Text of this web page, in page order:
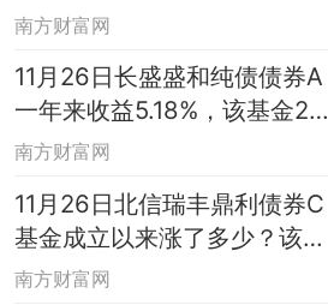
日）
南方财富网
11月26日长盛盛和纯债债券A
一年来收益5.18%，该基金202
1年第二季度利润如何？
南方财富网
11月26日北信瑞丰鼎利债券C
基金成立以来涨了多少？该基
金现任经理是谁？
南方财富网